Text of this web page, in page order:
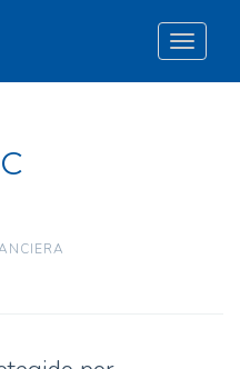
Toggle